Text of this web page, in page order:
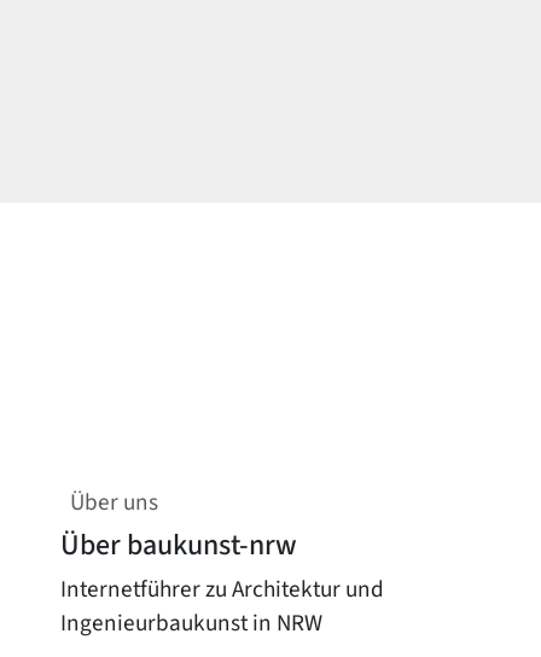
Über uns
Über baukunst-nrw
Internetführer zu Architektur und
Ingenieurbaukunst in NRW